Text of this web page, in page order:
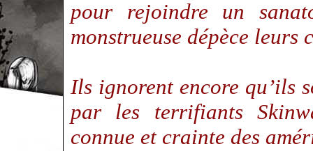
pour rejoindre un
monstrueuse dépèce leurs
Ils ignorent encore qu’ils
par les terrifiants
connue et crainte des